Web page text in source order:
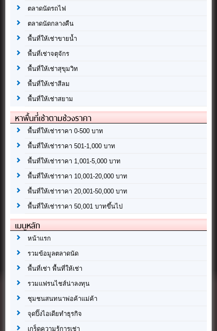
ตลาดนัดรถไฟ
ตลาดนัดกลางคืน
พื้นที่ให้เช่าขายน้ำ
พื้นที่เช่าจตุจักร
พื้นที่ให้เช่าสุขุมวิท
พื้นที่ให้เช่าสีลม
พื้นที่ให้เช่าสยาม
หาพื้นที่เช่าตามช่วงราคา
พื้นที่ให้เช่าราคา 0-500 บาท
พื้นที่ให้เช่าราคา 501-1,000 บาท
พื้นที่ให้เช่าราคา 1,001-5,000 บาท
พื้นที่ให้เช่าราคา 10,001-20,000 บาท
พื้นที่ให้เช่าราคา 20,001-50,000 บาท
พื้นที่ให้เช่าราคา 50,001 บาทขึ้นไป
เมนูหลัก
หน้าแรก
รวมข้อมูลตลาดนัด
พื้นที่เช่า พื้นที่ให้เช่า
รวมแฟรนไชส์น่าลงทุน
ชุมชนสนทนาพ่อค้าแม่ค้า
จุดปิ๊งไอเดียทำธุรกิจ
เกร็ดความรู้การเช่า